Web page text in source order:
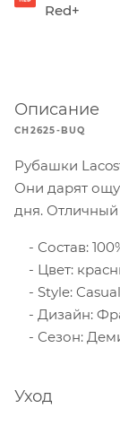
Red+
Описание
CH2625-BUQ
Рубашки
Они дарят
дня.
Состав:
Цвет:
Style: Casual
Дизайн:
Сезон:
Уход